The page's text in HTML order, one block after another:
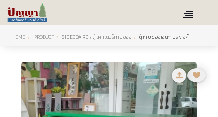
HOME PRODUCT SIDEBOARD / ตู้เคาเตอร์เก็บของ ตู้เก็บของเอนกประสงค์